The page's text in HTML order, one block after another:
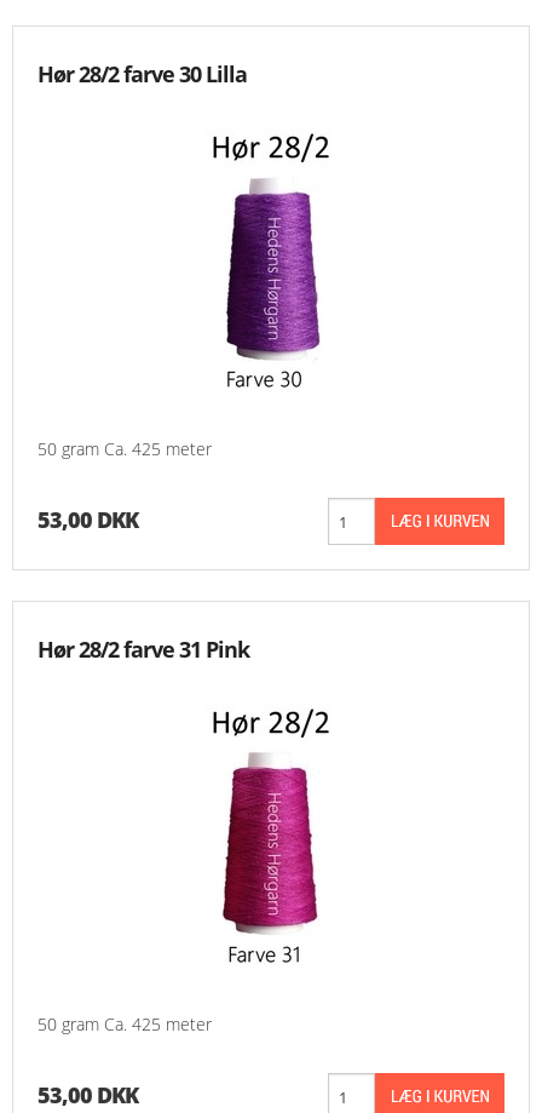
Hør 28/2 farve 30 Lilla
50 gram Ca. 425 meter
53,00 DKK
Hør 28/2 farve 31 Pink
50 gram Ca. 425 meter
53,00 DKK